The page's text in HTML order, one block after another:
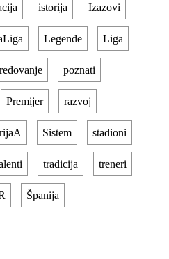
istorija Izazovi
Legende Liga
poznati
Premijer razvoj
Sistem stadioni
tradicija treneri
Španija